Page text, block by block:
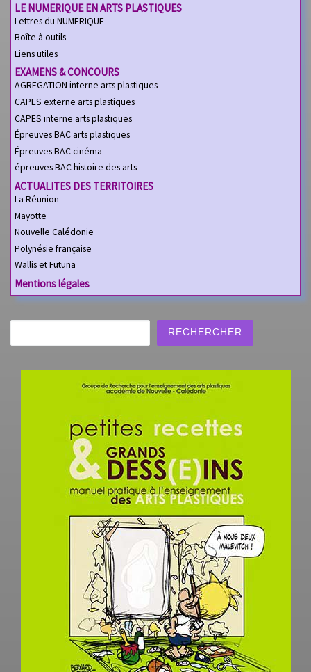
LE NUMERIQUE EN ARTS PLASTIQUES
Lettres du NUMERIQUE
Boîte à outils
Liens utiles
EXAMENS & CONCOURS
AGREGATION interne arts plastiques
CAPES externe arts plastiques
CAPES interne arts plastiques
Épreuves BAC arts plastiques
Épreuves BAC cinéma
épreuves BAC histoire des arts
ACTUALITES DES TERRITOIRES
La Réunion
Mayotte
Nouvelle Calédonie
Polynésie française
Wallis et Futuna
Mentions légales
RECHERCHER